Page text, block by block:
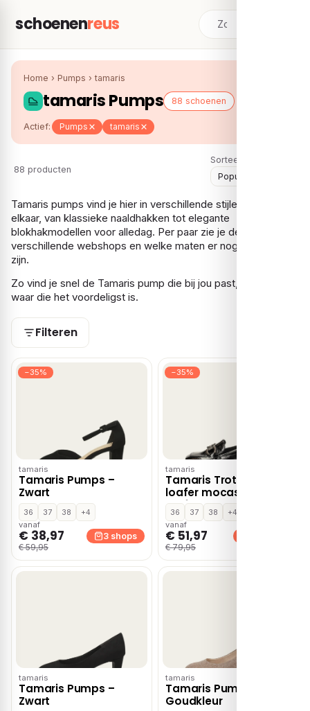
schoenenreus
Home › Pumps ›tamaris
tamaris Pumps 88 schoenen
Actief: Pumps tamaris
88 producten
Sorteer:
Tamaris pumps vind je hier in verschillende stijlen naast
elkaar, van klassieke naaldhakken tot elegante
blokhakmodellen voor alledag. Per paar zie je de prijzen van
verschillende webshops en welke maten er nog beschikbaar
zijn.
Zo vind je snel de Tamaris pump die bij jou past, bij de shop
waar die het voordeligst is.
Filteren
−35%
tamaris
Tamaris Pumps –
Zwart
36 37 38
+4
vanaf
€ 38,97
€ 59,95
3 shops
−35%
tamaris
Tamaris Trotteur
loafer mocassins &
loafers – Zwart
36 37 38
+4
vanaf
€ 51,97
€ 79,95
tamaris
Tamaris Pumps –
Zwart
tamaris
Tamaris Pumps –
Goudkleur